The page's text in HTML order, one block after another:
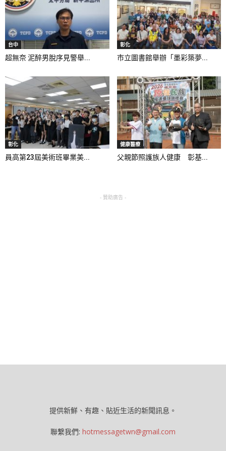
台中
超無奈 泥醉男脫序見警舉...
彰化
市立圖書館舉辦「墨彩築夢...
彰化
員高第23屆美術班畢業美...
健康醫療
父親節照護族人健康 彰基...
- 贊助廣告 -
提供新鮮、有趣、貼近生活的新聞訊息。
聯繫我們: hotmessagetwn@gmail.com